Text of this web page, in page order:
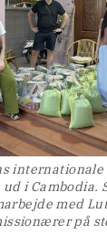
i Cambodia.
med
på